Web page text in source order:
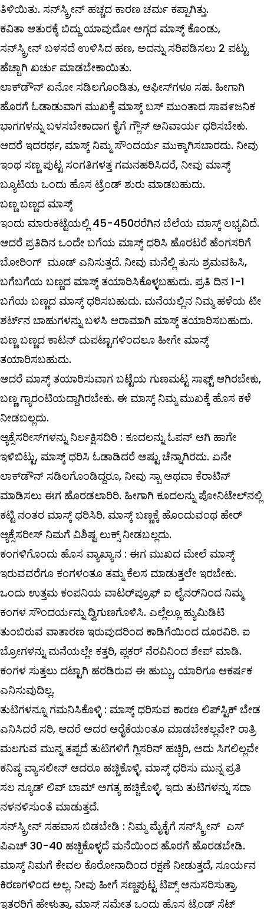
ತಿಳಿಯಿತು. ಸನ್‌ಸ್ಕ್ರೀನ್‌ ಹಚ್ಚದ ಕಾರಣ ಚರ್ಮ ಕಪ್ಪಾಗಿತ್ತು.
ಕವಿತಾ ಆತುರಕ್ಕೆ ಬಿದ್ದು ಯಾವುದೋ ಅಗ್ಗದ ಮಾಸ್ಕ್ ಕೊಂಡು,
ಸನ್‌ಸ್ಕ್ರೀನ್‌ ಬಳಸದೆ ಉಳಿಸಿದ ಹಣ, ಅದನ್ನು ಸರಿಪಡಿಸಲು 2 ಪಟ್ಟು
ಹೆಚ್ಚಾಗಿ ಖರ್ಚು ಮಾಡಬೇಕಾಯಿತು.
ಲಾಕ್‌ಡೌನ್‌ ಏನೋ ಸಡಿಲಗೊಂಡಿತು, ಆಫೀಸ್‌ಗಳೂ ಸಹ. ಹೀಗಾಗಿ
ಹೊರಗೆ ಓಡಾಡುವಾಗ ಮುಖಕ್ಕೆ ಮಾಸ್ಕ್ ಬಸ್‌ ಮುಂತಾದ ಸಾವ೯ಜನಿಕ
ಭಾಗಗಳನ್ನು ಬಳಸಬೇಕಾದಾಗ ಕೈಗೆ ಗ್ಲೌಸ್‌ ಅನಿವಾರ್ಯ ಧರಿಸಬೇಕು.
ಆದರೆ ಇದರರ್ಥ, ಮಾಸ್ಕ್ ನಿಮ್ಮ ಸೌಂದರ್ಯ ಮುಕ್ಕಾಗಿಸಬಾರದು. ನೀವು
ಇಂಥ ಸಣ್ಣ ಪುಟ್ಟ ಸಂಗತಿಗಳತ್ತ ಗಮನಹರಿಸಿದರೆ, ನೀವು ಮಾಸ್ಕ್
ಬ್ಯೂಟಿಯ ಒಂದು ಹೊಸ ಟ್ರೆಂಡ್‌ ಶುರು ಮಾಡಬಹುದು.
ಬಣ್ಣ ಬಣ್ಣದ ಮಾಸ್ಕ್
ಇಂದು ಮಾರುಕಟ್ಟೆಯಲ್ಲಿ 45-450ರರೆಗಿನ ಬೆಲೆಯ ಮಾಸ್ಕ್ ಲಭ್ಯವಿದೆ.
ಆದರೆ ಪ್ರತಿದಿನ ಒಂದೇ ಬಗೆಯ ಮಾಸ್ಕ್ ಧರಿಸಿ ಹೊರಟರೆ ಹೆಂಗಸರಿಗೆ
ಬೋರಿಂಗ್‌ ಮೂಡ್‌ ಎನಿಸುತ್ತದೆ. ನೀವು ಮನೆಲ್ಲಿ ತುಸು ಶ್ರಮವಹಿಸಿ,
ಬಗೆಬಗೆಯ ಬಣ್ಣದ ಮಾಸ್ಕ್ ತಯಾರಿಸಿಕೊಳ್ಳಬಹುದು. ಪ್ರತಿ ದಿನ 1-1
ಬಗೆಯ ಬಣ್ಣದ ಮಾಸ್ಕ್ ಧರಿಸಬಹುದು. ಮನೆಯಲ್ಲಿನ ನಿಮ್ಮ ಹಳೆಯ ಟೀ
ಶರ್ಟ್‌ನ ಬಾಹುಗಳನ್ನು ಬಳಸಿ ಆರಾಮಾಗಿ ಮಾಸ್ಕ್ ತಯಾರಿಸಬಹುದು.
ಬಣ್ಣ ಬಣ್ಣದ ಕಾಟನ್‌ ದುಪಟ್ಟಾಗಳಿಂದಲೂ ಹೀಗೇ ಮಾಸ್ಕ್
ತಯಾರಿಸಬಹುದು.
ಆದರೆ ಮಾಸ್ಕ್ ತಯಾರಿಸುವಾಗ ಬಟ್ಟೆಯ ಗುಣಮಟ್ಟ ಸಾಫ್ಟ್ ಆಗಿರಬೇಕು,
ಬಣ್ಣ ಗ್ಯಾರಂಟಿಯದ್ದಾಗಿರಬೇಕು. ಈ ಮಾಸ್ಕ್ ನಿಮ್ಮ ಮುಖಕ್ಕೆ ಹೊಸ ಕಳೆ
ನೀಡಬಲ್ಲದು.
ಆ್ಯಕ್ಸೆಸರೀಸ್‌ಗಳನ್ನು ನಿರ್ಲಕ್ಷಿಸದಿರಿ : ಕೂದಲನ್ನು ಓಪನ್‌ ಆಗಿ ಹಾಗೇ
ಇಳಿಬಿಟ್ಟು, ಮಾಸ್ಕ್ ಧರಿಸಿ ಓಡಾಡಿದರೆ ಅಷ್ಟು ಚೆನ್ನಾಗಿರದು. ಏನೇ
ಲಾಕ್‌ಡೌನ್‌ ಸಡಿಲಗೊಂಡಿದ್ದರೂ, ನೀವು ಸ್ಪಾ ಅಥವಾ ಕೆರಾಟಿನ್‌
ಮಾಡಿಸಲು ಈಗ ಹೊರಡಲಾರಿರಿ. ಹೀಗಾಗಿ ಕೂದಲನ್ನು ಪೋನಿಟೇಲ್‌ನಲ್ಲಿ
ಕಟ್ಟಿ ನಂತರ ಮಾಸ್ಕ್ ಧರಿಸಿರಿ. ಮಾಸ್ಕ್ ಬಣ್ಣಕ್ಕೆ ಹೊಂದುವಂಥ ಹೇರ್‌
ಆ್ಯಕ್ಸೆಸರೀಸ್‌ ನಿಮಗೆ ವಿಶಿಷ್ಟ ಲುಕ್ಸ್ ನೀಡಬಲ್ಲದು.
ಕಂಗಳಿಗೊಂದು ಹೊಸ ವ್ಯಾಖ್ಯಾನ : ಈಗ ಮುಖದ ಮೇಲೆ ಮಾಸ್ಕ್
ಇರುವವರೆಗೂ ಕಂಗಳಂತೂ ತಮ್ಮ ಕೆಲಸ ಮಾಡುತ್ತಲೇ ಇರಬೇಕು.
ಒಂದು ಉತ್ತಮ ಕಂಪನಿಯ ವಾಟರ್‌ಪ್ರೂಫ್‌ ಐ ಲೈನರ್‌ನಿಂದ ನಿಮ್ಮ
ಕಂಗಳ ಸೌಂದರ್ಯನ್ನು ದ್ವಿಗುಣಗೊಳಿಸಿ. ಎಲ್ಲೆಲ್ಲೂ ಹ್ಯುಮಿಡಿಟಿ
ತುಂಬಿರುವ ವಾತಾರಣ ಇರುವುದರಿಂದ ಕಾಡಿಗೆಯಿಂದ ದೂರವಿರಿ. ಐ
ಬ್ರೋಗಳನ್ನು ಮನೆಯಲ್ಲೇ ಕತ್ತರಿ, ಪ್ಲಕರ್‌ ನೆರವಿನಿಂದ ಶೇಪ್‌ ಮಾಡಿ.
ಕಂಗಳ ಸುತ್ತಲು ದಟ್ಟಾಗಿ ಹರಡಿರುವ ಈ ಹುಬ್ಬು, ಯಾರಿಗೂ ಆಕರ್ಷಕ
ಎನಿಸುವುದಿಲ್ಲ.
ತುಟಿಗಳನ್ನೂ ಗಮನಿಸಿಕೊಳ್ಳಿ : ಮಾಸ್ಕ್ ಧರಿಸುವ ಕಾರಣ ಲಿಪ್‌ಸ್ಟಿಕ್‌ ಬೇಡ
ಎನಿಸಿದರೆ ಸರಿ, ಆದರೆ ಅದರ ಆರೈಕೆಯಂತೂ ಮಾಡಬೇಕಲ್ಲವೇ? ರಾತ್ರಿ
ಮಲಗುವ ಮುನ್ನ ತಪ್ಪದೆ ತುಟಿಗಳಿಗೆ ಗ್ಲಿಸರಿನ್‌ ಹಚ್ಚಿರಿ, ಅದು ಸಿಗಲಿಲ್ಲವೇ
ಕನಿಷ್ಠ ವ್ಯಾಸಲೀನ್‌ ಆದರೂ ಹಚ್ಚಿಕೊಳ್ಳಿ. ಮಾಸ್ಕ್ ಧರಿಸು ಮುನ್ನ ಪ್ರತಿ
ಸಲ ನ್ಯೂಡ್‌ ಲಿವ್‌ ಬಾಮ್ ಅಗತ್ಯ ಹಚ್ಚಿಕೊಳ್ಳಿ. ಇದು ತುಟಿಗಳನ್ನು ಸದಾ
ನಳನಳಿಸುಂತೆ ಮಾಡುತ್ತದೆ.
ಸನ್‌ಸ್ಕ್ರೀನ್‌ ಸಹವಾಸ ಬಿಡಬೇಡಿ : ನಿಮ್ಮ ಮೈಕೈಗೆ ಸನ್‌ಸ್ಕ್ರೀನ್‌ ಎಸ್
ಪಿಎಚ್ 30-40 ಹಚ್ಚಿಕೊಳ್ಳದೆ ಮನೆಯಿಂದ ಹೊರಗೆ ಹೊರಡಬೇಡಿ.
ಮಾಸ್ಕ್ ನಿಮಗೆ ಕೇವಲ ಕೊರೋನಾದಿಂದ ರಕ್ಷಣೆ ನೀಡುತ್ತದೆ, ಸೂರ್ಯನ
ಕಿರಣಗಳಿಂದ ಅಲ್ಲ. ನೀವು ಹೀಗೆ ಸಣ್ಣಪುಟ್ಟ ಟಿಪ್ಸ್ ಅನುಸರಿಸುತ್ತಾ,
ಇತರರಿಗೆ ಹೇಳುತ್ತಾ, ಮಾಸ್ಕ್ ಸಮೇತ ಒಂದು ಹೊಸ ಟ್ರೆಂಡ್‌ ಸೆಟ್‌